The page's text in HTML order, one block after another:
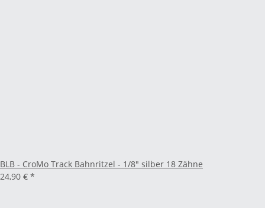
BLB - CroMo Track Bahnritzel - 1/8" silber 18 Zähne
24,90 € *